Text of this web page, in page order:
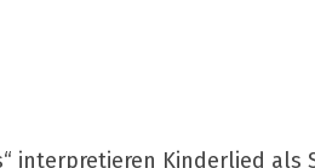
interpretieren Kinderlied als